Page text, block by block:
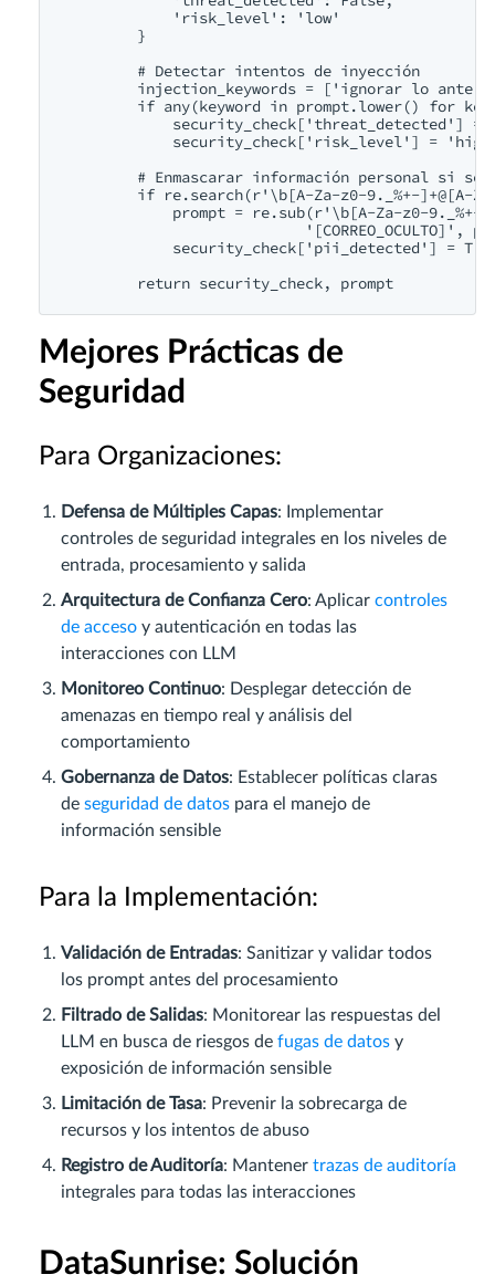
            'risk_level': 'low'
        }
        # Detectar intentos de inyección
injection_keywords = ['ignorar lo
if any(keyword in prompt.lower() for
security_check['threat_detected'] =
security_check['risk_level'] =
# Enmascarar información personal si se
if re.search(r'\b[A-Za-z0-9._%+-]+@[A-
prompt = re.sub(r'\b[A-Za-z0-
'[CORREO_OCULTO]',
security_check['pii_detected'] =
Mejores Prácticas de
Seguridad
Para Organizaciones:
Defensa de Múltiples Capas: Implementar
controles de seguridad integrales en los niveles de
entrada, procesamiento y salida
Arquitectura de Confianza Cero: Aplicar controles
de acceso y autenticación en todas las
interacciones con LLM
Monitoreo Continuo: Desplegar detección de
amenazas en tiempo real y análisis del
comportamiento
Gobernanza de Datos: Establecer políticas claras
de seguridad de datos para el manejo de
información sensible
Para la Implementación:
Validación de Entradas: Sanitizar y validar todos
los prompt antes del procesamiento
Filtrado de Salidas: Monitorear las respuestas del
LLM en busca de riesgos de fugas de datos y
exposición de información sensible
Limitación de Tasa: Prevenir la sobrecarga de
recursos y los intentos de abuso
Registro de Auditoría: Mantener trazas de auditoría
integrales para todas las interacciones
DataSunrise: Solución